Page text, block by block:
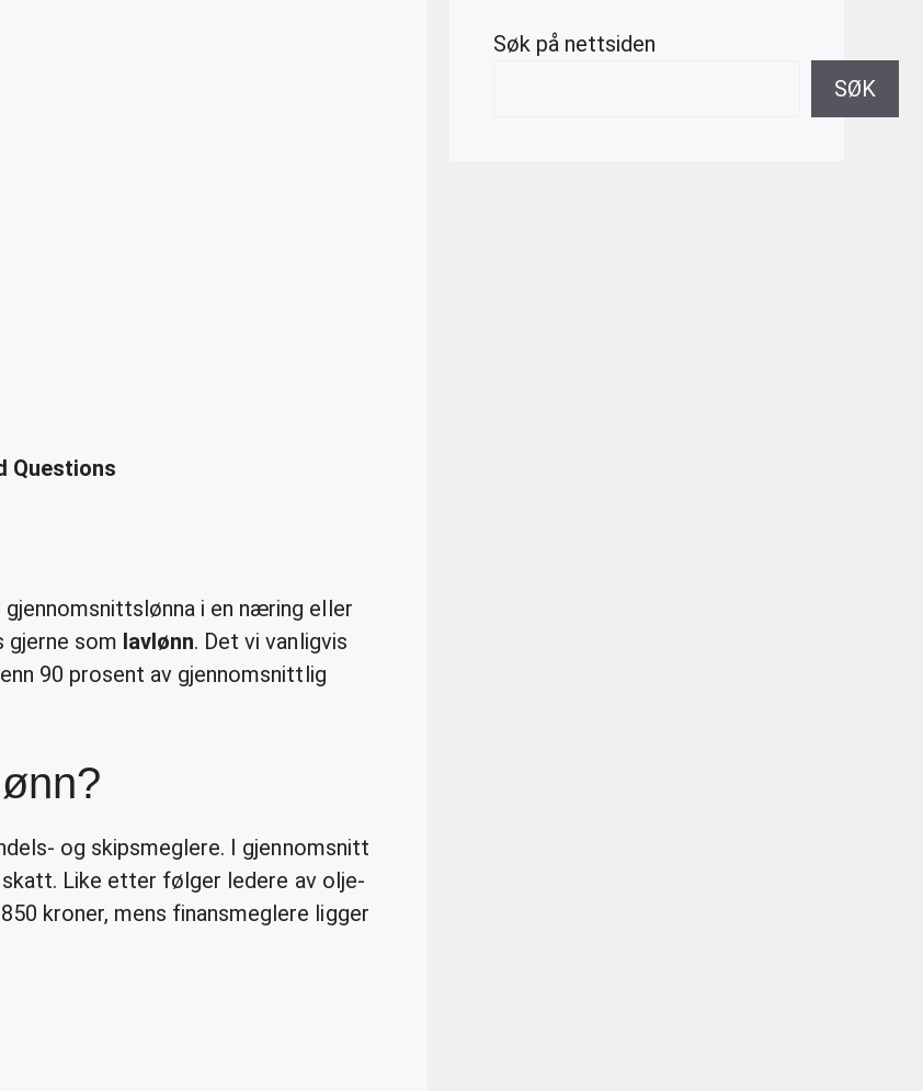
Questions
i en næring eller
som lavlønn. Det vi vanligvis
enn 90 prosent av gjennomsnittlig
og skipsmeglere. I gjennomsnitt
Like etter følger ledere av olje-
kroner, mens finansmeglere ligger
Søk på nettsiden
SØK